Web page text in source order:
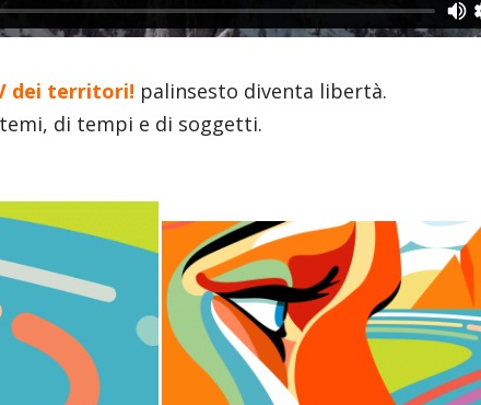
dei territori! palinsesto diventa libertà.
di tempi e di soggetti.